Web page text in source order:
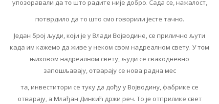
упозоравали да то што радите није добро. Сада се, нажалост,
потврдило да то што смо говорили јесте тачно.
Један број људи, који је у Влади Војводине, се прилично љути
када им кажемо да живе у неком свом надреалном свету. У том
њиховом надреалном свету, људи се свакодневно
запошљавају, отварају се нова радна мес
та, инвеститори се туку да дођу у Војводину, фабрике се
отварају, а Млађан Динкић држи реч. То је отприлике свет